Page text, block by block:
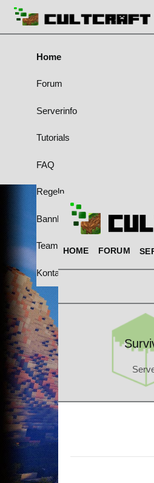
Home
Forum
Serverinfo
Tutorials
FAQ
Regeln
Bannliste
Team & Ränge
Kontakt
HOME FORUM